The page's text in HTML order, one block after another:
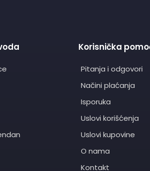
Korisnička
Pitanja i odgovori
Načini plaćanja
Isporuka
Uslovi korišćenja
Uslovi kupovine
O nama
Kontakt